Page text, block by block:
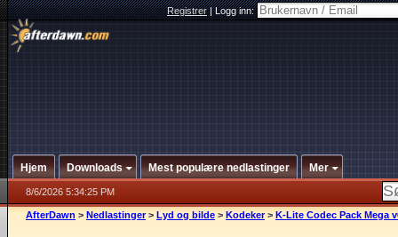
Registrer|Logg inn:
Hjem Downloads Mest populære nedlastinger Mer
8/6/2026 5:34:25 PM
AfterDawn > Nedlastinger > Lyd og bilde > Kodeker > K-Lite Codec Pack Mega